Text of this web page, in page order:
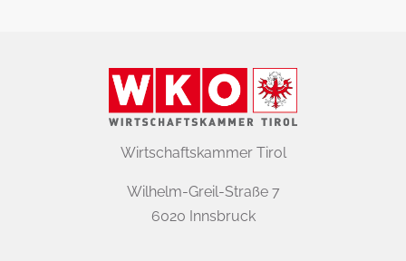
Wirtschaftskammer Tirol
Wilhelm-Greil-Straße 7
6020 Innsbruck